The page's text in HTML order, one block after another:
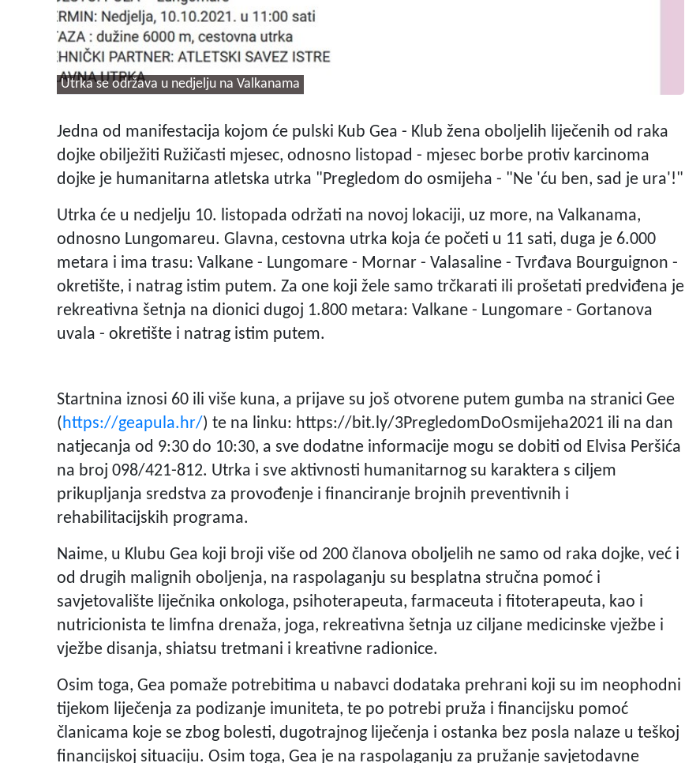
Utrka se održava u nedjelju na Valkanama
Jedna od manifestacija kojom će pulski Kub Gea - Klub žena oboljelih liječenih od raka
dojke obilježiti Ružičasti mjesec, odnosno listopad - mjesec borbe protiv karcinoma
dojke je humanitarna atletska utrka "Pregledom do osmijeha - "Ne 'ću ben, sad je ura'!"
Utrka će u nedjelju 10. listopada održati na novoj lokaciji, uz more, na Valkanama,
odnosno Lungomareu. Glavna, cestovna utrka koja će početi u 11 sati, duga je 6.000
metara i ima trasu: Valkane - Lungomare - Mornar - Valasaline - Tvrđava Bourguignon -
okretište, i natrag istim putem. Za one koji žele samo trčkarati ili prošetati predviđena je
rekreativna šetnja na dionici dugoj 1.800 metara: Valkane - Lungomare - Gortanova
uvala - okretište i natrag istim putem.
Startnina iznosi 60 ili više kuna, a prijave su još otvorene putem gumba na stranici Gee
(https://geapula.hr/) te na linku: https://bit.ly/3PregledomDoOsmijeha2021 ili na dan
natjecanja od 9:30 do 10:30, a sve dodatne informacije mogu se dobiti od Elvisa Peršića
na broj 098/421-812. Utrka i sve aktivnosti humanitarnog su karaktera s ciljem
prikupljanja sredstva za provođenje i financiranje brojnih preventivnih i
rehabilitacijskih programa.
Naime, u Klubu Gea koji broji više od 200 članova oboljelih ne samo od raka dojke, već i
od drugih malignih oboljenja, na raspolaganju su besplatna stručna pomoć i
savjetovalište liječnika onkologa, psihoterapeuta, farmaceuta i fitoterapeuta, kao i
nutricionista te limfna drenaža, joga, rekreativna šetnja uz ciljane medicinske vježbe i
vježbe disanja, shiatsu tretmani i kreativne radionice.
Osim toga, Gea pomaže potrebitima u nabavci dodataka prehrani koji su im neophodni
tijekom liječenja za podizanje imuniteta, te po potrebi pruža i financijsku pomoć
članicama koje se zbog bolesti, dugotrajnog liječenja i ostanka bez posla nalaze u teškoj
financijskoj situaciju. Osim toga, Gea je na raspolaganju za pružanje savjetodavne